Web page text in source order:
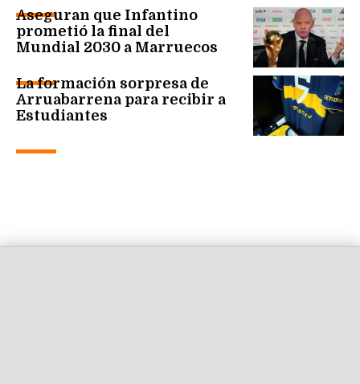
Aseguran que Infantino
prometió la final del
Mundial 2030 a Marruecos
La formación sorpresa de
Arruabarrena para recibir a
Estudiantes